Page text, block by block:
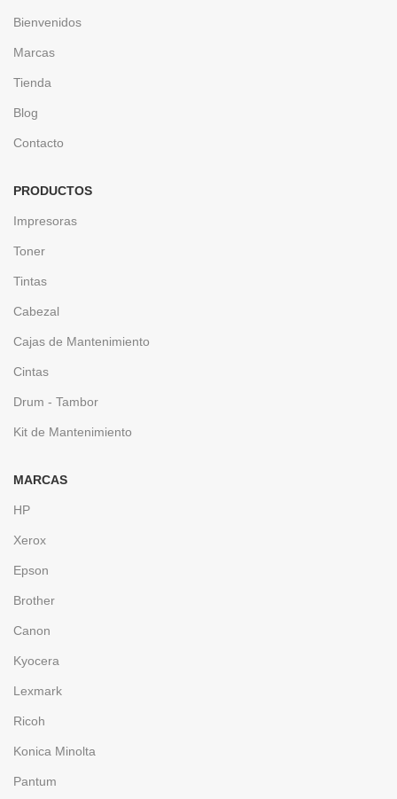
Bienvenidos
Marcas
Tienda
Blog
Contacto
PRODUCTOS
Impresoras
Toner
Tintas
Cabezal
Cajas de Mantenimiento
Cintas
Drum - Tambor
Kit de Mantenimiento
MARCAS
HP
Xerox
Epson
Brother
Canon
Kyocera
Lexmark
Ricoh
Konica Minolta
Pantum